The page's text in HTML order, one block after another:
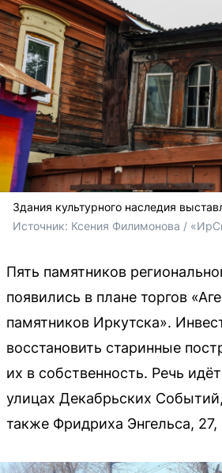
Здания культурного наследия
Источник: Ксения Филимонова /
Пять памятников
появились в плане торгов
памятников Иркутска».
восстановить старинные
их в собственность. Речь
улицах Декабрьских
также Фридриха Энгельса, 27,